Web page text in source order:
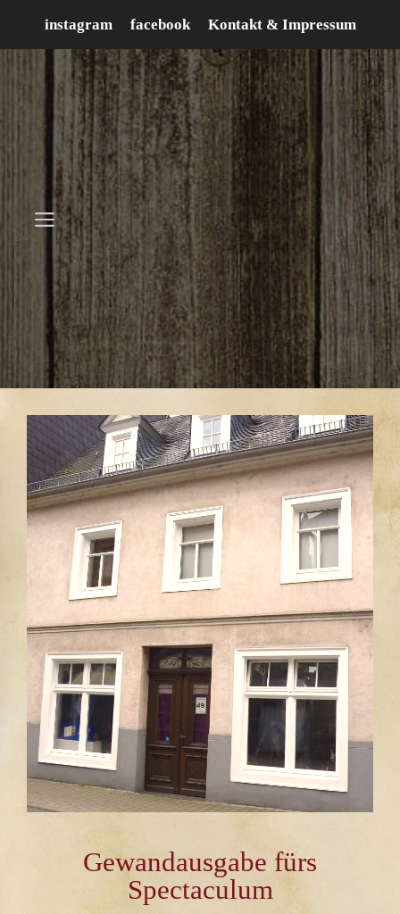
springen
instagram facebook Kontakt & Impressum
Menü
Gewandausgabe fürs
Spectaculum